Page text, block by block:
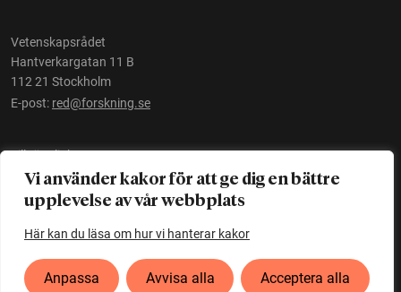
Vi använder kakor för att ge dig en bättre
upplevelse av vår webbplats
Här kan du läsa om hur vi hanterar kakor
Anpassa Avvisa alla Acceptera alla
Vetenskapsrådet
Hantverkargatan 11 B
112 21 Stockholm
E-post: red@forskning.se
Tillgänglighet
Ett initiativ avVetenskapsrådet